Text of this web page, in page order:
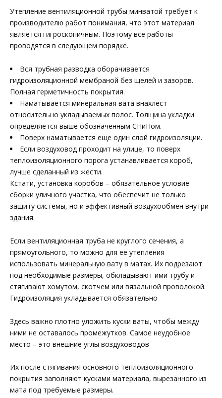
Утепление вентиляционной трубы минватой требует к
производителю работ понимания, что этот материал
является гигроскопичным. Поэтому все работы
проводятся в следующем порядке.
Вся трубная разводка оборачивается
гидроизоляционной мембраной без щелей и зазоров.
Полная герметичность покрытия.
Наматывается минеральная вата внахлест
относительно укладываемых полос. Толщина укладки
определяется выше обозначенным СНиПом.
Поверх наматывается еще один слой гидроизоляции.
Если воздуховод проходит на улице, то поверх
теплоизоляционного порога устанавливается короб,
лучше сделанный из жести.
Кстати, установка коробов – обязательное условие
сборки уличного участка, что обеспечит не только
защиту системы, но и эффективный воздухообмен внутри
здания.
Если вентиляционная труба не круглого сечения, а
прямоугольного, то можно для ее утепления
использовать минеральную вату в матах. Их подрезают
под необходимые размеры, обкладывают ими трубу и
стягивают хомутом, скотчем или вязальной проволокой.
Гидроизоляция укладывается обязательно
Здесь важно плотно уложить куски ваты, чтобы между
ними не оставалось промежутков. Самое неудобное
место – это внешние углы воздуховодов
Их после стягивания основного теплоизоляционного
покрытия заполняют кусками материала, вырезанного из
мата под требуемые размеры.